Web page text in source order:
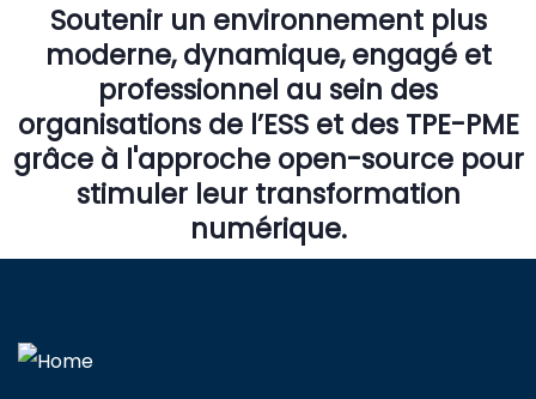
Soutenir un environnement plus
moderne, dynamique, engagé et
professionnel au sein des
organisations de l’ESS et des TPE-PME
grâce à l'approche open-source pour
stimuler leur transformation
numérique.